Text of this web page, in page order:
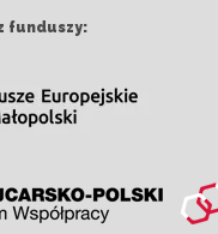
funduszy: